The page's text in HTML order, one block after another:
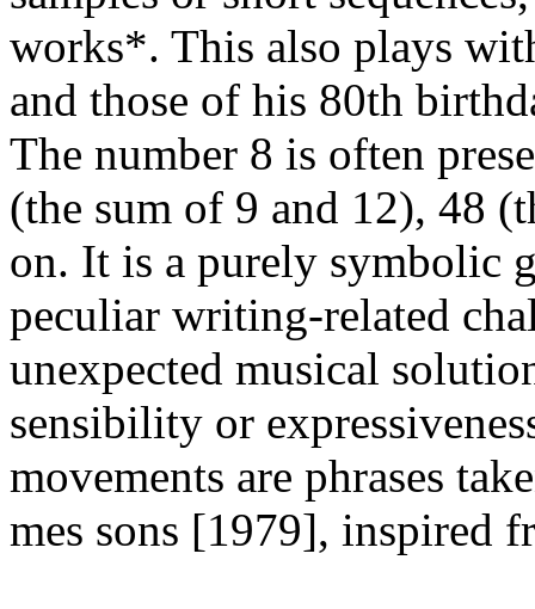
works*. This also plays
and those of his 80th
The number 8 is often
(the sum of 9 and 12), 48
on. It is a purely symbolic
peculiar writing-related
unexpected musical
sensibility or
movements are phrases
mes sons [1979], inspired